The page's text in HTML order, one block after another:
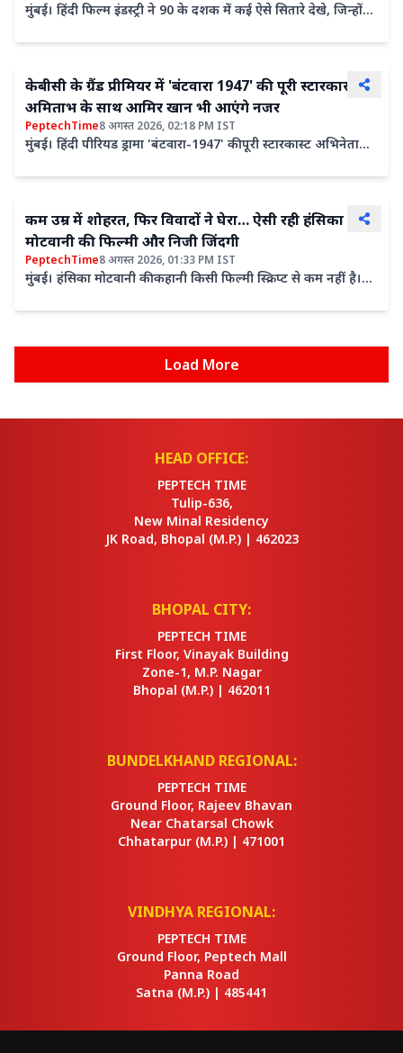
मुंबई। हिंदी फिल्म इंडस्ट्री ने 90 के दशक में कई ऐसे सितारे देखे, जिन्होंने
केबीसी के ग्रैंड प्रीमियर में 'बंटवारा 1947' की पूरी स्टारकास्ट,
अमिताभ के साथ आमिर खान भी आएंगे नजर
PeptechTime8 अगस्त 2026, 02:18 PM IST
मुंबई। हिंदी पीरियड ड्रामा 'बंटवारा-1947' की पूरी स्टारकास्ट अभिनेता
कम उम्र में शोहरत, फिर विवादों ने घेरा… ऐसी रही हंसिका
मोटवानी की फिल्मी और निजी जिंदगी
PeptechTime8 अगस्त 2026, 01:33 PM IST
मुंबई। हंसिका मोटवानी की कहानी किसी फिल्मी स्क्रिप्ट से कम नहीं है।
Load More
HEAD OFFICE:
PEPTECH TIME
Tulip-636,
New Minal Residency
JK Road, Bhopal (M.P.) | 462023
BHOPAL CITY:
PEPTECH TIME
First Floor, Vinayak Building
Zone-1, M.P. Nagar
Bhopal (M.P.) | 462011
BUNDELKHAND REGIONAL:
PEPTECH TIME
Ground Floor, Rajeev Bhavan
Near Chatarsal Chowk
Chhatarpur (M.P.) | 471001
VINDHYA REGIONAL:
PEPTECH TIME
Ground Floor, Peptech Mall
Panna Road
Satna (M.P.) | 485441